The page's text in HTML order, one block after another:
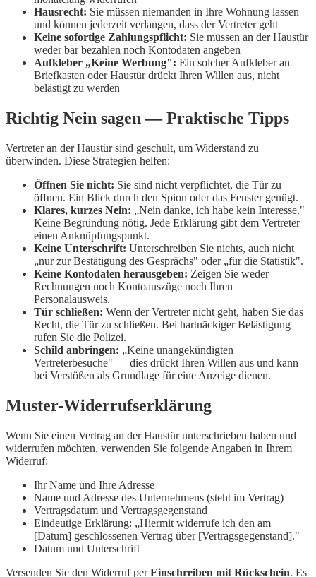
Hausrecht: Sie müssen niemanden in Ihre Wohnung lassen
und können jederzeit verlangen, dass der Vertreter geht
Keine sofortige Zahlungspflicht: Sie müssen an der Haustür
weder bar bezahlen noch Kontodaten angeben
Aufkleber „Keine Werbung": Ein solcher Aufkleber an
Briefkasten oder Haustür drückt Ihren Willen aus, nicht
belästigt zu werden
Richtig Nein sagen — Praktische Tipps
Vertreter an der Haustür sind geschult, um Widerstand zu
überwinden. Diese Strategien helfen:
Öffnen Sie nicht: Sie sind nicht verpflichtet, die Tür zu
öffnen. Ein Blick durch den Spion oder das Fenster genügt.
Klares, kurzes Nein: „Nein danke, ich habe kein Interesse."
Keine Begründung nötig. Jede Erklärung gibt dem Vertreter
einen Anknüpfungspunkt.
Keine Unterschrift: Unterschreiben Sie nichts, auch nicht
„nur zur Bestätigung des Gesprächs" oder „für die Statistik".
Keine Kontodaten herausgeben: Zeigen Sie weder
Rechnungen noch Kontoauszüge noch Ihren
Personalausweis.
Tür schließen: Wenn der Vertreter nicht geht, haben Sie das
Recht, die Tür zu schließen. Bei hartnäckiger Belästigung
rufen Sie die Polizei.
Schild anbringen: „Keine unangekündigten
Vertreterbesuche" — dies drückt Ihren Willen aus und kann
bei Verstößen als Grundlage für eine Anzeige dienen.
Muster-Widerrufserklärung
Wenn Sie einen Vertrag an der Haustür unterschrieben haben und
widerrufen möchten, verwenden Sie folgende Angaben in Ihrem
Widerruf:
Ihr Name und Ihre Adresse
Name und Adresse des Unternehmens (steht im Vertrag)
Vertragsdatum und Vertragsgegenstand
Eindeutige Erklärung: „Hiermit widerrufe ich den am
[Datum] geschlossenen Vertrag über [Vertragsgegenstand]."
Datum und Unterschrift
Versenden Sie den Widerruf perEinschreiben mit Rückschein. Es